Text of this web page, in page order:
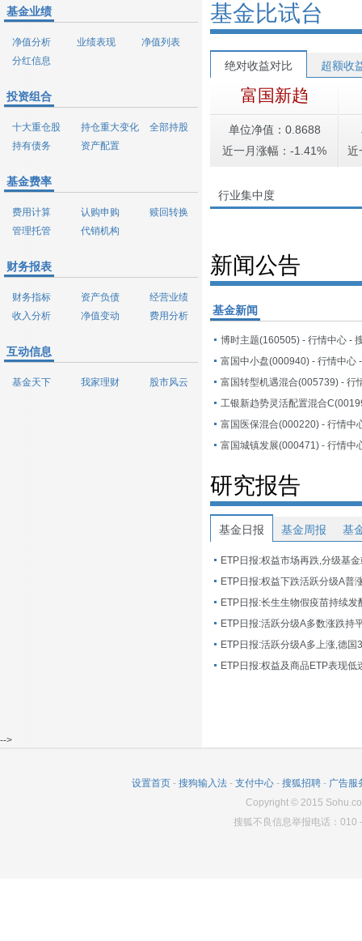
基金业绩
净值分析 业绩表现
净值列表
分红信息
投资组合
十大重仓股 持仓重大变化
全部持股
持有债务
资产配置
基金费率
费用计算 认购申购
赎回转换
管理托管
代销机构
财务报表
财务指标 资产负债
经营业绩
收入分析
净值变动 费用分析
互动信息
基金天下 我家理财 股市风云
基金比试台
绝对收益对比 超额收
富国新趋
单位净值：0.8688
近一月涨幅：-1.41%
近
行业集中度
新闻公告
基金新闻
博时主题(160505) - 行情中心 -
富国中小盘(000940) - 行情中心
富国转型机遇混合(005739) - 行
富国医保混合(000220) - 行情中
富国城镇发展(000471) - 行情中
研究报告
基金日报 基金周报 基
ETP日报:权益市场再跌,分级基
ETP日报:长生生物假疫苗持续发
ETP日报:活跃分级A多数涨跌持
ETP日报:活跃分级A多上涨,德国
-->
设置首页 - 搜狗输入法 - 支付中心 - 搜狐招聘 - 广告服
Copyright© 2015
搜狐不良信息举报电话：010